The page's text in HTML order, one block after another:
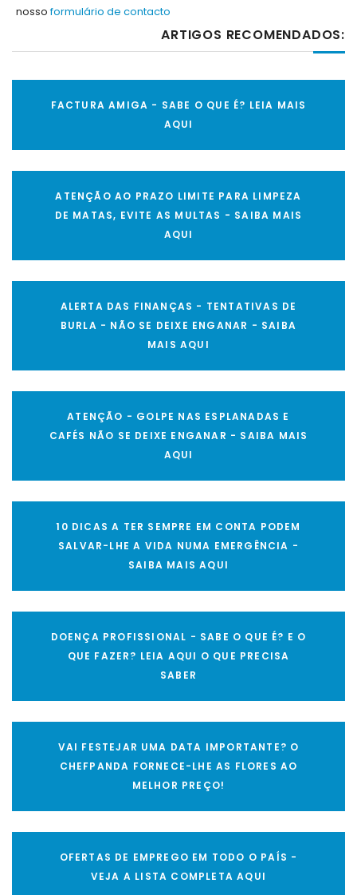
nossoformulário de contacto
ARTIGOS RECOMENDADOS:
FACTURA AMIGA - SABE O QUE É? LEIA MAIS
AQUI
ATENÇÃO AO PRAZO LIMITE PARA LIMPEZA
DE MATAS, EVITE AS MULTAS - SAIBA MAIS
AQUI
ALERTA DAS FINANÇAS - TENTATIVAS DE
BURLA - NÃO SE DEIXE ENGANAR - SAIBA
MAIS AQUI
ATENÇÃO - GOLPE NAS ESPLANADAS E
CAFÉS NÃO SE DEIXE ENGANAR - SAIBA MAIS
AQUI
10 DICAS A TER SEMPRE EM CONTA PODEM
SALVAR-LHE A VIDA NUMA EMERGÊNCIA -
SAIBA MAIS AQUI
DOENÇA PROFISSIONAL - SABE O QUE É? E O
QUE FAZER? LEIA AQUI O QUE PRECISA
SABER
VAI FESTEJAR UMA DATA IMPORTANTE? O
CHEFPANDA FORNECE-LHE AS FLORES AO
MELHOR PREÇO!
OFERTAS DE EMPREGO EM TODO O PAÍS -
VEJA A LISTA COMPLETA AQUI